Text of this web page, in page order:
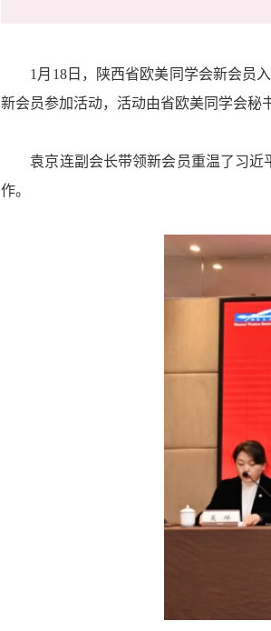
1月18日，陕西省欧美同学会新会员入
新会员参加活动，活动由省欧美同学会秘
袁京连副会长带领新会员重温了习近平
作。